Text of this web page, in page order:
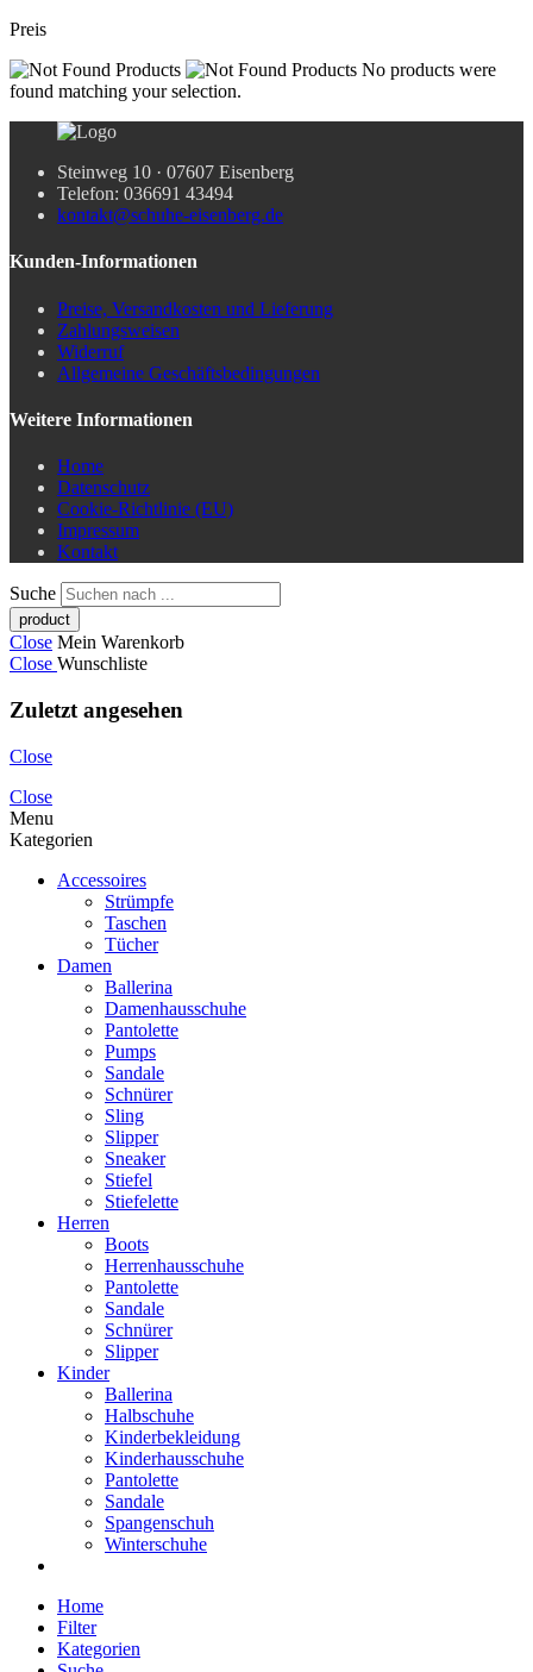
Preis
No products were
found matching your selection.
Steinweg 10 · 07607 Eisenberg
Telefon: 036691 43494
kontakt@schuhe-eisenberg.de
Kunden-Informationen
Preise, Versandkosten und Lieferung
Zahlungsweisen
Widerruf
Allgemeine Geschäftsbedingungen
Weitere Informationen
Home
Datenschutz
Cookie-Richtlinie (EU)
Impressum
Kontakt
Suche
Close Mein Warenkorb
Close Wunschliste
Zuletzt angesehen
Close
Close
Menu
Kategorien
Accessoires
Strümpfe
Taschen
Tücher
Damen
Ballerina
Damenhausschuhe
Pantolette
Pumps
Sandale
Schnürer
Sling
Slipper
Sneaker
Stiefel
Stiefelette
Herren
Boots
Herrenhausschuhe
Pantolette
Sandale
Schnürer
Slipper
Kinder
Ballerina
Halbschuhe
Kinderbekleidung
Kinderhausschuhe
Pantolette
Sandale
Spangenschuh
Winterschuhe
Home
Filter
Kategorien